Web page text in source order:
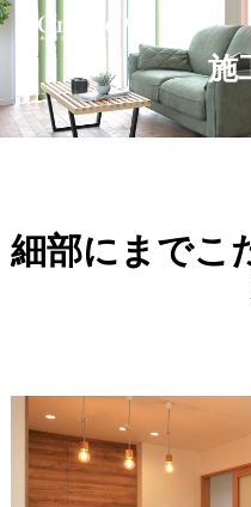
施
細部にまでこ